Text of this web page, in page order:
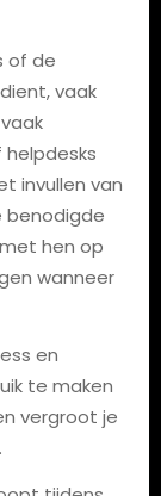
of de
vaak
invullen van
benodigde
hen op
wanneer
en
te maken
vergroot je